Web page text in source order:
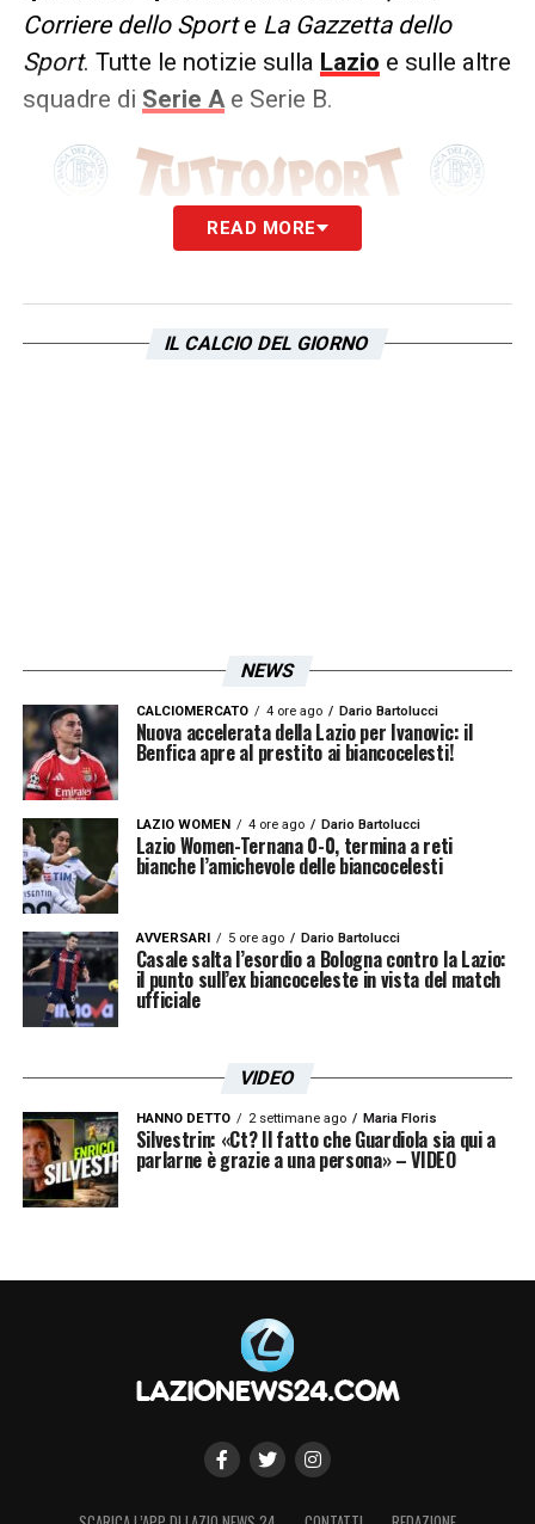
Corriere dello Sporte La Gazzetta dello
Sport. Tutte le notizie sulla Lazio e sulle altre
squadre di Serie Ae Serie B.
Rassegna stampa Lazio: prime pagine quotidiani sportivi -
14 giugno 2026 25
READ MORE
IL CALCIO DEL GIORNO
NEWS
CALCIOMERCATO 4 ore ago Dario Bartolucci
Nuova accelerata della Lazio per Ivanovic: il
Benfica apre al prestito ai biancocelesti!
LAZIO WOMEN 4 ore ago Dario Bartolucci
Lazio Women-Ternana 0-0, termina a reti
bianche l’amichevole delle biancocelesti
AVVERSARI 5 ore ago Dario Bartolucci
Casale salta l’esordio a Bologna contro la Lazio:
il punto sull’ex biancoceleste in vista del match
ufficiale
VIDEO
HANNO DETTO 2 settimane ago Maria Floris
Silvestrin: «Ct? Il fatto che Guardiola sia qui a
parlarne è grazie a una persona» – VIDEO